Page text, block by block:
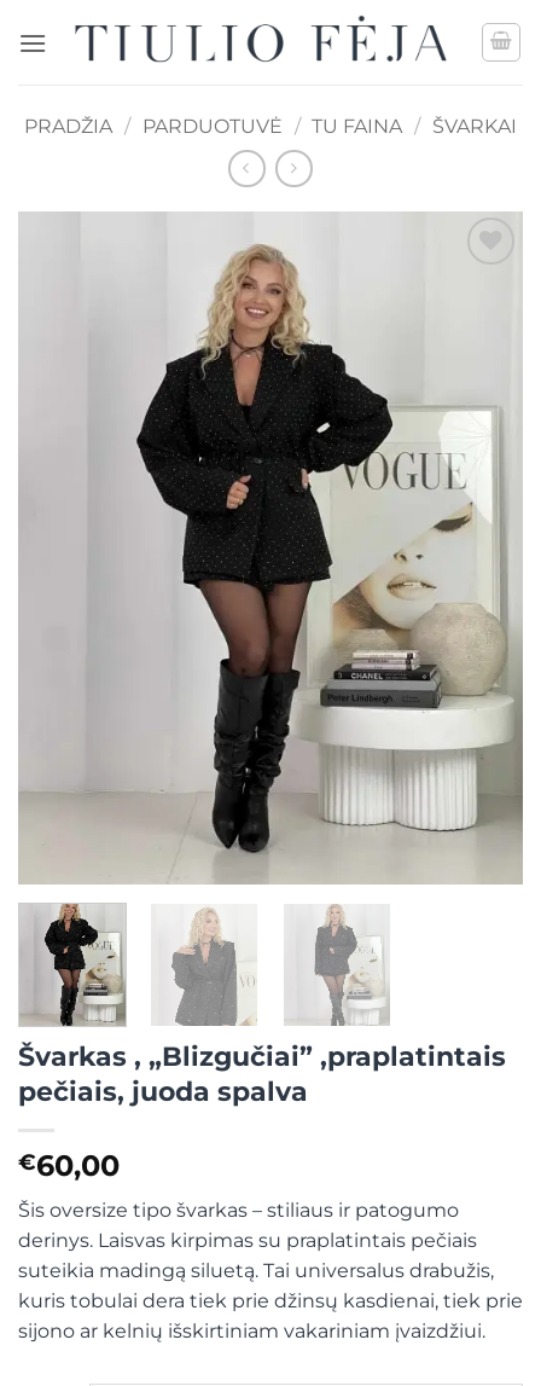
PRADŽIA / PARDUOTUVĖ / TU FAINA / ŠVARKAI
Švarkas , „Blizgučiai” ,praplatintais
pečiais, juoda spalva
€60,00
Šis oversize tipo švarkas – stiliaus ir patogumo
derinys. Laisvas kirpimas su praplatintais pečiais
suteikia madingą siluetą. Tai universalus drabužis,
kuris tobulai dera tiek prie džinsų kasdienai, tiek prie
sijono ar kelnių išskirtiniam vakariniam įvaizdžiui.